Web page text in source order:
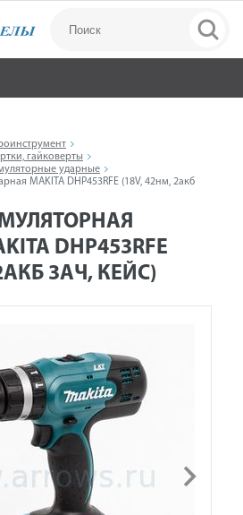
гайковерты
ударные
MAKITA DHP453RFE (18V, 42нм, 2акб
DHP453RFE
3АЧ, КЕЙС)